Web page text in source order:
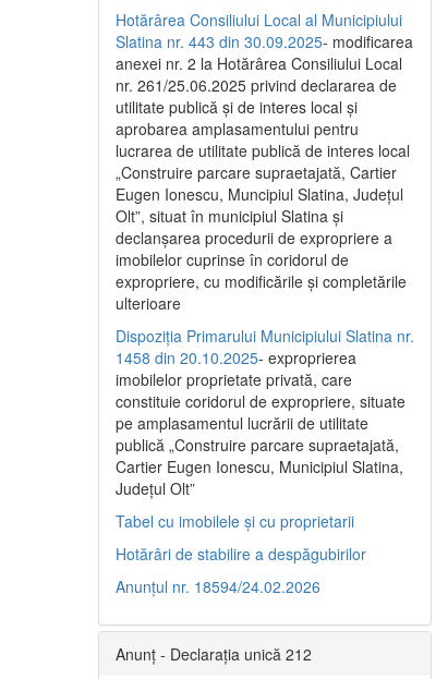
Hotărârea Consiliului Local al Municipiului
Slatina nr. 443 din 30.09.2025- modificarea
anexei nr. 2 la Hotărârea Consiliului Local
nr. 261/25.06.2025 privind declararea de
utilitate publică şi de interes local şi
aprobarea amplasamentului pentru
lucrarea de utilitate publică de interes local
„Construire parcare supraetajată, Cartier
Eugen Ionescu, Muncipiul Slatina, Judeţul
Olt”, situat în municipiul Slatina şi
declanşarea procedurii de expropriere a
imobilelor cuprinse în coridorul de
expropriere, cu modificările şi completările
ulterioare
Dispoziția Primarului Municipiului Slatina nr.
1458 din 20.10.2025- exproprierea
imobilelor proprietate privată, care
constituie coridorul de expropriere, situate
pe amplasamentul lucrării de utilitate
publică „Construire parcare supraetajată,
Cartier Eugen Ionescu, Municipiul Slatina,
Județul Olt”
Tabel cu imobilele și cu proprietarii
Hotărâri de stabilire a despăgubirilor
Anunțul nr. 18594/24.02.2026
Anunț - Declarația unică 212